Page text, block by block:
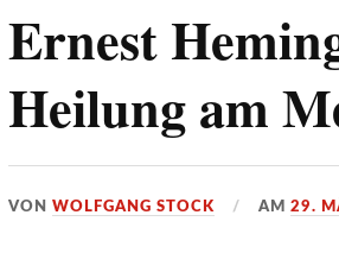
Ernest
Heilung am
VONWOLFGANG STOCK AM29.